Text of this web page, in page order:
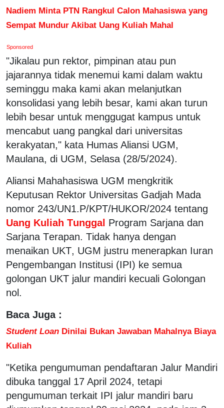
Nadiem Minta PTN Rangkul Calon Mahasiswa yang
Sempat Mundur Akibat Uang Kuliah Mahal
Sponsored
"Jikalau pun rektor, pimpinan atau pun
jajarannya tidak menemui kami dalam waktu
seminggu maka kami akan melanjutkan
konsolidasi yang lebih besar, kami akan turun
lebih besar untuk menggugat kampus untuk
mencabut uang pangkal dari universitas
kerakyatan," kata Humas Aliansi UGM,
Maulana, di UGM, Selasa (28/5/2024).
Aliansi Mahahasiswa UGM mengkritik
Keputusan Rektor Universitas Gadjah Mada
nomor 243/UN1.P/KPT/HUKOR/2024 tentang
Uang Kuliah Tunggal Program Sarjana dan
Sarjana Terapan. Tidak hanya dengan
menaikan UKT, UGM justru menerapkan Iuran
Pengembangan Institusi (IPI) ke semua
golongan UKT jalur mandiri kecuali Golongan
nol.
Baca Juga :
Student Loan Dinilai Bukan Jawaban Mahalnya Biaya
Kuliah
"Ketika pengumuman pendaftaran Jalur Mandiri
dibuka tanggal 17 April 2024, tetapi
pengumuman terkait IPI jalur mandiri baru